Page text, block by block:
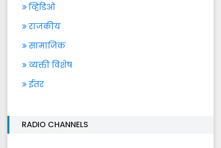
व्हिडिओ
राजकीय
सामाजिक
व्यक्ती विशेष
ईतर
RADIO CHANNELS